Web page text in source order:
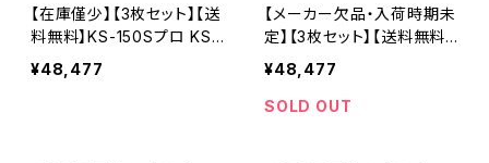
【在庫僅少】【3枚セット】【送
料無料】KS-150Sプロ KS
セグメントプロ 6インチ 150
mm みかげ石・硬質コンクリ
¥48,477
【メーカー欠品・入荷時期未
定】【3枚セット】【送料無料】
KS-150Sプロ KSセグメン
トプロ (ビス穴付き) 6イン
チ 150mm みかげ石・硬質
¥48,477
SOLD OUT